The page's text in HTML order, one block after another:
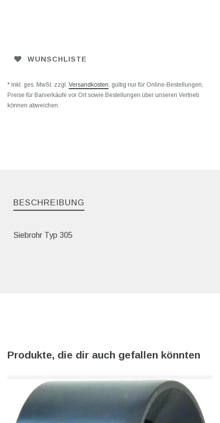
WUNSCHLISTE
* inkl. ges. MwSt. zzgl. Versandkosten, gültig nur für Online-Bestellungen,
Preise für Barverkäufe vor Ort sowie Bestellungen über unseren Vertrieb
können abweichen.
BESCHREIBUNG
Siebrohr Typ 305
Produkte, die dir auch gefallen könnten